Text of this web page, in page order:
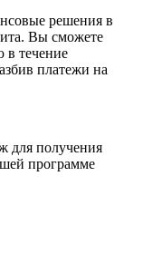
решения в
Вы сможете
в течение
платежи на
для получения
программе